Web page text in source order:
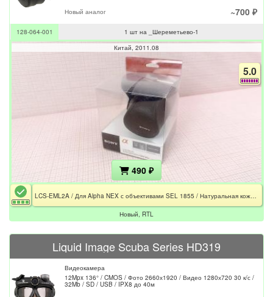
Новый аналог ~700 ₽
128-064-001
1 шт на _Шереметьево-1
Китай 2011.08
5.0
490 ₽
Новый, RTL
Liquid Image Scuba Series HD319
Видеокамера
12Mpx 136° / CMOS / Фото 2660х1920 / Видео 1280х720 30 к/с /
32Mb / SD / USB / IPX8 до 40м